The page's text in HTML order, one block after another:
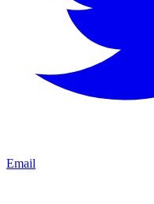
Email